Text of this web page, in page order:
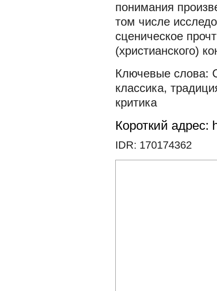
понимания
том числе
сценическое
(христианского)
классика,
критика
Короткий адрес:
IDR: 170174362